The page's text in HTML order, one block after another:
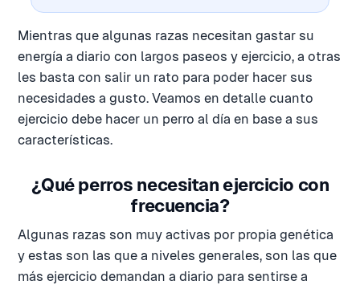
Mientras que algunas razas necesitan gastar su
energía a diario con largos paseos y ejercicio, a otras
les basta con salir un rato para poder hacer sus
necesidades a gusto. Veamos en detalle cuanto
ejercicio debe hacer un perro al día en base a sus
características.
¿Qué perros necesitan ejercicio con
frecuencia?
Algunas razas son muy activas por propia genética
y estas son las que a niveles generales, son las que
más ejercicio demandan a diario para sentirse a